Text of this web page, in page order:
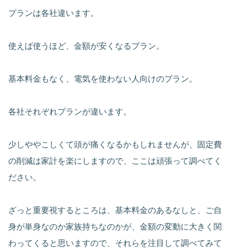
プランは各社違います。
使えば使うほど、金額が安くなるプラン。
基本料金もなく、電気を使わない人向けのプラン。
各社それぞれプランが違います。
少しややこしくて頭が痛くなるかもしれませんが、固定費
の削減は家計を楽にしますので、ここは頑張って調べてく
ださい。
ざっと重要視するところは、基本料金のあるなしと、ご自
身が単身なのか家族持ちなのかが、金額の変動に大きく関
わってくると思いますので、それらを注目して調べてみて